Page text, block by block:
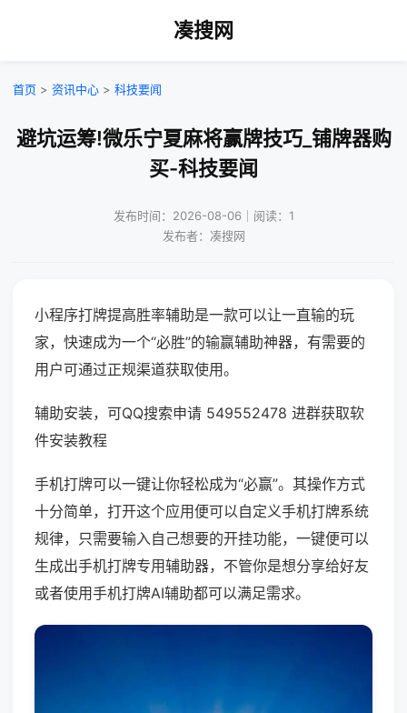
凑搜网
首页 > 资讯中心 > 科技要闻
避坑运筹!微乐宁夏麻将赢牌技巧_铺牌器购
买-科技要闻
发布时间：2026-08-06｜阅读：1
发布者：凑搜网
小程序打牌提高胜率辅助是一款可以让一直输的玩
家，快速成为一个“必胜”的输赢辅助神器，有需要的
用户可通过正规渠道获取使用。
辅助安装，可QQ搜索申请 549552478 进群获取软
件安装教程
手机打牌可以一键让你轻松成为“必赢”。其操作方式
十分简单，打开这个应用便可以自定义手机打牌系统
规律，只需要输入自己想要的开挂功能，一键便可以
生成出手机打牌专用辅助器，不管你是想分享给好友
或者使用手机打牌AI辅助都可以满足需求。